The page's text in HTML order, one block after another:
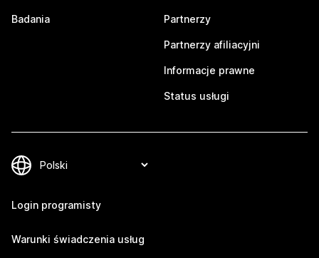
Badania Partnerzy
Partnerzy afiliacyjni
Informacje prawne
Status usługi
Login programisty
Warunki świadczenia usług